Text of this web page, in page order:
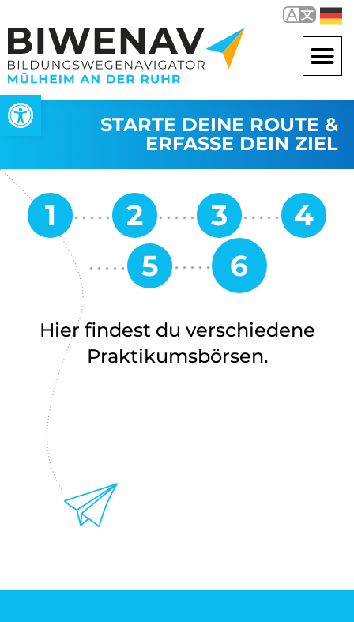
Open toolbar
STARTE DEINE ROUTE &
ERFASSE DEIN ZIEL
Hier findest du verschiedene
Praktikumsbörsen.